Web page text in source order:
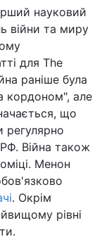
науковий
війни та миру
для The
раніше була
кордоном", але
що
регулярно
Війна також
Менон
. Окрім
рівні